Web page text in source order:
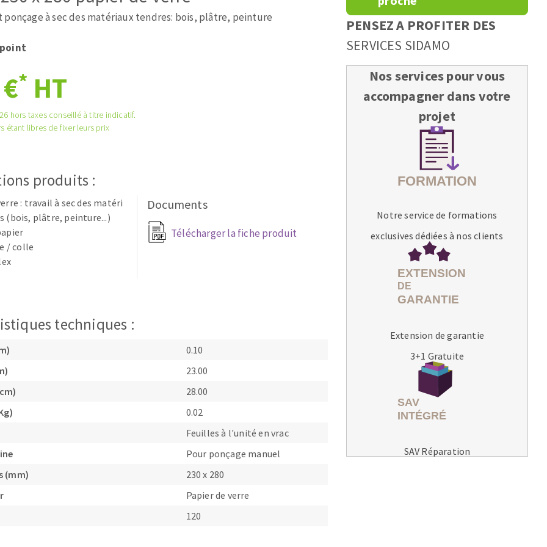
à profil
diamantés
Système auto-nivelant à cale
Système auto-nivelant à vis
DE SURFACE
Aspirateurs
MACHINES POUR LE TRAVAIL DU
MÉTAL
Tronçonneuses
ponçage à sec des matériaux tendres: bois, plâtre, peinture
* HT
hors taxes conseillé à titre indicatif.
étant libres de fixer leurs prix
produits :
: travail à sec des matéri
(bois, plâtre, peinture...)
/ colle
Documents
Télécharger la fiche produit
techniques :
0.10
23.00
28.00
0.02
Feuilles à l'unité en vrac
Pour ponçage manuel
(mm)
230 x 280
Papier de verre
120
PENSEZ A PROFITER DES
SERVICES SIDAMO
Nos services pour vous
accompagner dans votre
projet
Notre service de formations
exclusives dédiées à nos clients
Extension de garantie
3+1 Gratuite
SAV Réparation